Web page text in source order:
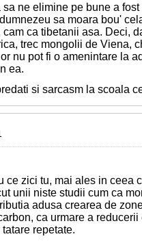
ne elimine pe bune a
sa moara bou'
ca tibetanii asa. Deci,
trec mongolii de Viena,
nu pot fi o amenintare la
ea.
si sarcasm la scoala
ce zici tu, mai ales in ceea
unii niste studii cum ca
adusa crearea de
ca urmare a
repetate.